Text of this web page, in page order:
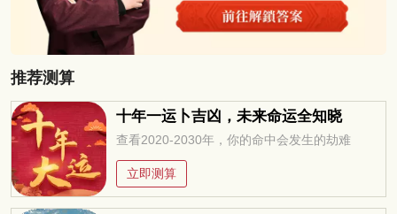
推荐测算
十年一运卜吉凶，未来命运全知晓
查看2020-2030年，你的命中会发生的劫难
立即测算